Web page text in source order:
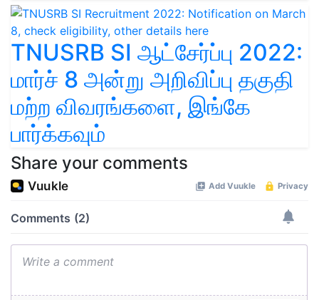
TNUSRB SI ஆட்சேர்ப்பு 2022:
மார்ச் 8 அன்று அறிவிப்பு தகுதி
மற்ற விவரங்களை, இங்கே
பார்க்கவும்
Share your comments